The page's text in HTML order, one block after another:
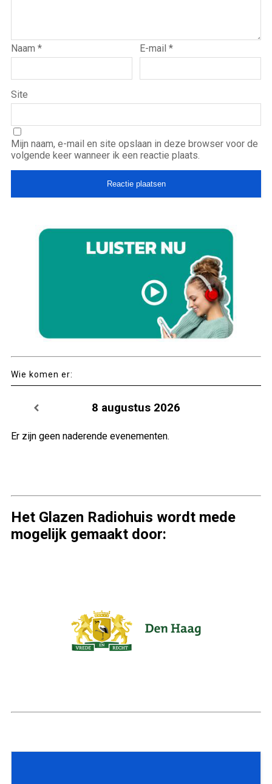
Naam * E-mail*
Site
Mijn naam, e-mail en site opslaan in deze browser voor de
volgende keer wanneer ik een reactie plaats.
Wie komen er:
8 augustus 2026
Er zijn geen naderende evenementen.
Het Glazen Radiohuis wordt mede
mogelijk gemaakt door: